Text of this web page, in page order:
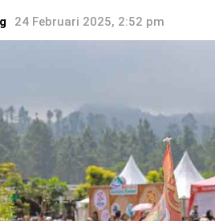
24 Februari 2025, 2:52 pm